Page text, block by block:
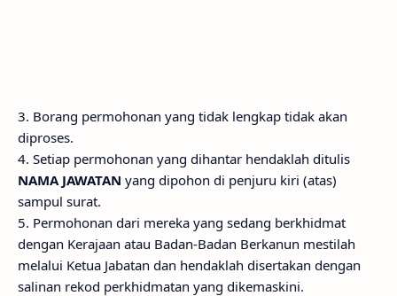
3. Borang permohonan yang tidak lengkap tidak akan
diproses.
4. Setiap permohonan yang dihantar hendaklah ditulis
NAMA JAWATAN yang dipohon di penjuru kiri (atas)
sampul surat.
5. Permohonan dari mereka yang sedang berkhidmat
dengan Kerajaan atau Badan-Badan Berkanun mestilah
melalui Ketua Jabatan dan hendaklah disertakan dengan
salinan rekod perkhidmatan yang dikemaskini.